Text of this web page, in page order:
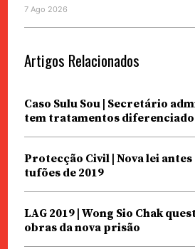
7 Ago 2026
Artigos Relacionados
Caso Sulu Sou | Secretário
tem tratamentos
Protecção Civil | Nova lei antes
tufões de 2019
LAG 2019 | Wong Sio Chak
obras da nova prisão